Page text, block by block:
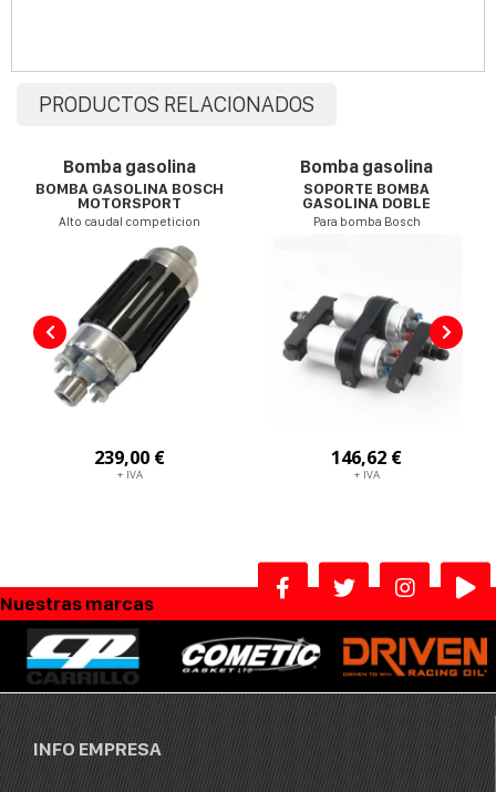
PRODUCTOS RELACIONADOS
Bomba gasolina
BOMBA GASOLINA BOSCH
MOTORSPORT
Alto caudal competicion
239,00 €
+ IVA
Bomba gasolina
SOPORTE BOMBA
GASOLINA DOBLE
Para bomba Bosch
146,62 €
+ IVA
Nuestras marcas
INFO EMPRESA